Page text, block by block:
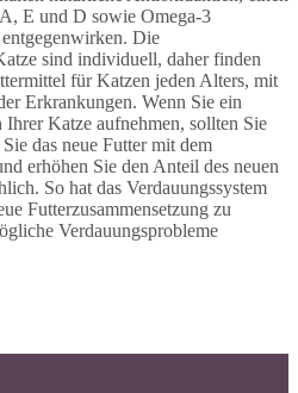
E und D sowie Omega-3
Die
sind individuell, daher finden
für Katzen jeden Alters, mit
Erkrankungen. Wenn Sie ein
Ihrer Katze aufnehmen, sollten Sie
das neue Futter mit dem
erhöhen Sie den Anteil des neuen
So hat das Verdauungssystem
Futterzusammensetzung zu
Verdauungsprobleme